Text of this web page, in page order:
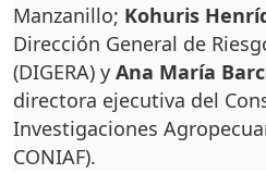
Manzanillo; Kohuris
Dirección General de
(DIGERA) y Ana María
directora ejecutiva del
Investigaciones
CONIAF).